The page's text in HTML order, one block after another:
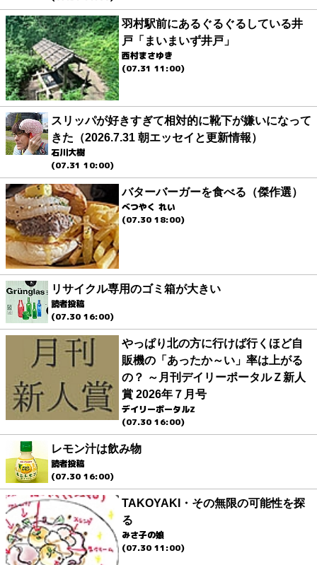
羽村駅前にあるぐるぐるしている井
戸「まいまいず井戸」
西村まさゆき
(07.31 11:00)
スリッパが好きすぎて相対的に靴下が嫌いになって
きた（2026.7.31 朝エッセイと更新情報）
石川大樹
(07.31 10:00)
バターバーガーを食べる（傑作選）
べつやく れい
(07.30 18:00)
リサイクル専用のゴミ箱が大きい
読者投稿
(07.30 16:00)
やっぱり北の方に行けば行くほど自
販機の「あったか～い」率は上がる
の？ ～月刊デイリーポータルＺ新人
賞 2026年７月号
デイリーポータルZ
(07.30 16:00)
レモン汁は飲み物
読者投稿
(07.30 16:00)
TAKOYAKI・その無限の可能性を探
る
みさ子の娘
(07.30 11:00)